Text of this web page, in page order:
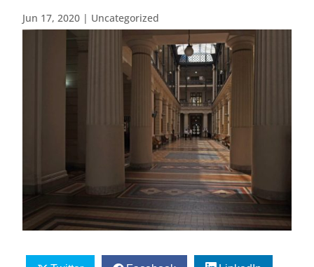
Jun 17, 2020 | Uncategorized